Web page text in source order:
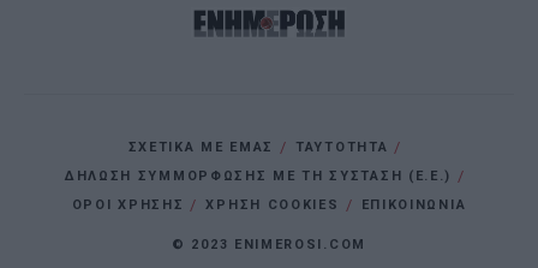
ΣΧΕΤΙΚΑ ΜΕ ΕΜΑΣ
ΤΑΥΤΟΤΗΤΑ
ΔΗΛΩΣΗ ΣΥΜΜΟΡΦΩΣΗΣ ΜΕ ΤΗ ΣΥΣΤΑΣΗ (Ε.Ε.)
ΌΡΟΙ ΧΡΗΣΗΣ
ΧΡΗΣΗ COOKIES ΕΠΙΚΟΙΝΩΝΙΑ
© 2023 ENIMEROSI.COM